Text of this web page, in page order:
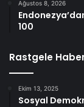
Ağustos 8, 2026
100
Rastgele
Ekim 13, 2025
Sosyal